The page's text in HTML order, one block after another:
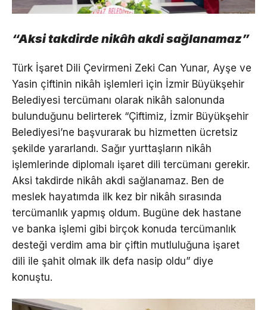
“Aksi takdirde nikâh akdi sağlanamaz”
Türk İşaret Dili Çevirmeni Zeki Can Yunar, Ayşe ve
Yasin çiftinin nikâh işlemleri için İzmir Büyükşehir
Belediyesi tercümanı olarak nikâh salonunda
bulunduğunu belirterek “Çiftimiz, İzmir Büyükşehir
Belediyesi’ne başvurarak bu hizmetten ücretsiz
şekilde yararlandı. Sağır yurttaşların nikâh
işlemlerinde diplomalı işaret dili tercümanı gerekir.
Aksi takdirde nikâh akdi sağlanamaz. Ben de
meslek hayatımda ilk kez bir nikâh sırasında
tercümanlık yapmış oldum. Bugüne dek hastane
ve banka işlemi gibi birçok konuda tercümanlık
desteği verdim ama bir çiftin mutluluğuna işaret
dili ile şahit olmak ilk defa nasip oldu” diye
konuştu.